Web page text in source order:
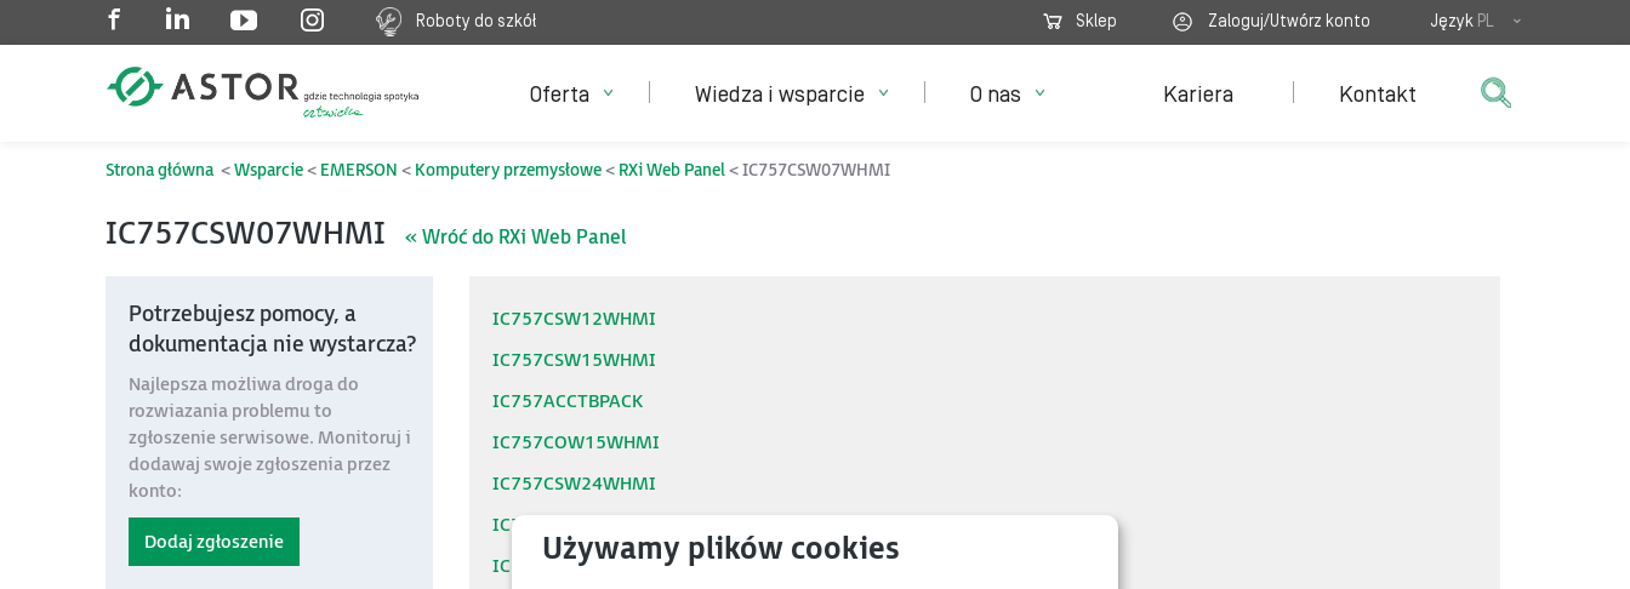
Roboty do szkół Sklep Zaloguj/Utwórz konto Język PL
Oferta Wiedza i wsparcie O nas Kariera Kontakt
Strona główna Wsparcie EMERSON Komputery przemysłowe RXi Web Panel IC757CSW07WHMI
IC757CSW07WHMI « Wróć do RXi Web Panel
Potrzebujesz pomocy, a
dokumentacja nie wystarcza?
Najlepsza możliwa droga do
rozwiazania problemu to
zgłoszenie serwisowe. Monitoruj i
dodawaj swoje zgłoszenia przez
konto:
Dodaj zgłoszenie
IC757CSW12WHMI
IC757CSW15WHMI
IC757ACCTBPACK
IC757COW15WHMI
IC757CSW24WHMI
IC757CSW07WHMI
IC757COW10WHMI